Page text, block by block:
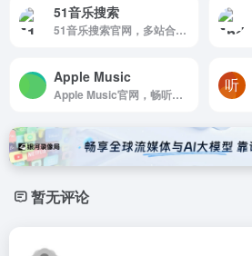
51音乐搜索
51音乐搜索官网，多站合一音乐搜索解决方案，可搜索试听网易云音乐，QQ音乐，酷狗音乐，酷我音乐，虾米音乐，百度音乐，一听音乐，咪咕音乐，荔枝FM，蜻蜓FM，喜马拉雅FM，全民K歌，5sing原创翻唱音乐。
‎Apple Music
‎Apple Music官网，畅听数百万首歌曲，观看音乐视频，体验现场表演，一切尽在 Apple Music。订阅后即可在网页，App 或 Android 设备上播放。
暂无评论